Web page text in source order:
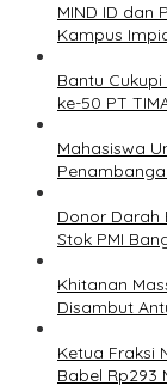
MIND ID dan
Kampus
Bantu
ke-50 PT
Mahasiswa
Donor Darah
Stok PMI
Khitanan
Disambut
Ketua Fraksi
Babel Rp293